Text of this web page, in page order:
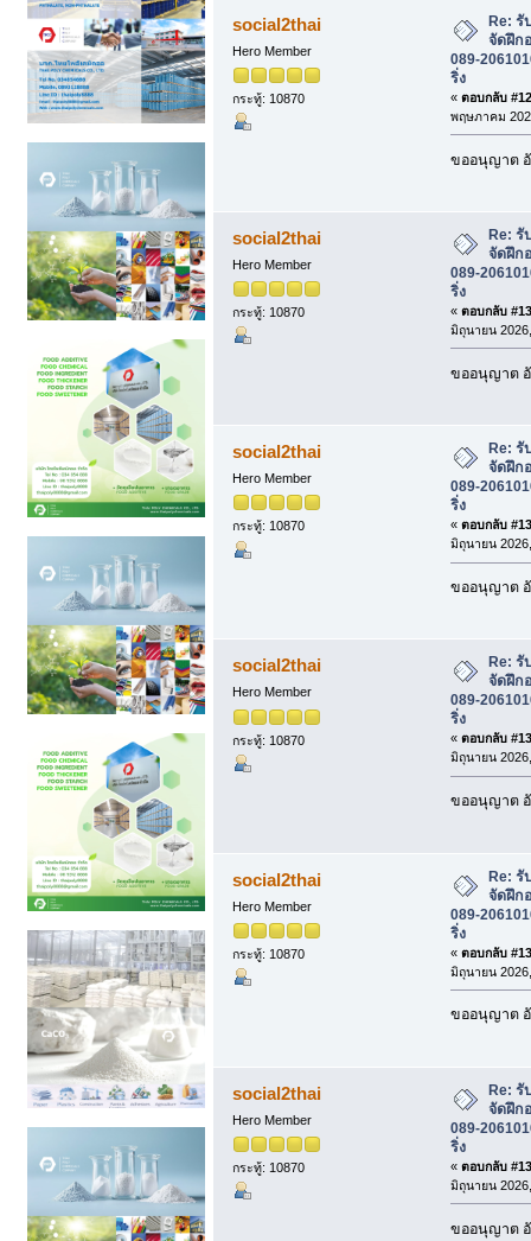
social2thai
Hero Member
กระทู้: 10870
Re: รั
จัดฝึก
089-
ริ่ง
« ตอบกลับ
พฤษภาคม
ขออนุญาต
social2thai
Hero Member
กระทู้: 10870
Re: รั
จัดฝึก
089-
ริ่ง
« ตอบกลับ
มิถุนายน
ขออนุญาต
social2thai
Hero Member
กระทู้: 10870
Re: รั
จัดฝึก
089-
ริ่ง
« ตอบกลับ
มิถุนายน
ขออนุญาต
social2thai
Hero Member
กระทู้: 10870
Re: รั
จัดฝึก
089-
ริ่ง
« ตอบกลับ
มิถุนายน
ขออนุญาต
social2thai
Hero Member
กระทู้: 10870
Re: รั
จัดฝึก
089-
ริ่ง
« ตอบกลับ
มิถุนายน
ขออนุญาต
social2thai
Hero Member
กระทู้: 10870
Re: รั
จัดฝึก
089-
ริ่ง
« ตอบกลับ
มิถุนายน
ขออนุญาต